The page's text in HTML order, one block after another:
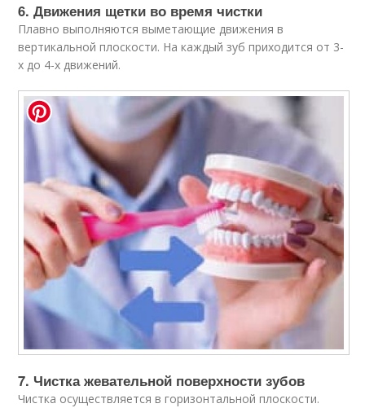
6. Движения щетки во время чистки
Плавно выполняются выметающие движения в
вертикальной плоскости. На каждый зуб приходится от 3-
х до 4-х движений.
7. Чистка жевательной поверхности зубов
Чистка осуществляется в горизонтальной плоскости.